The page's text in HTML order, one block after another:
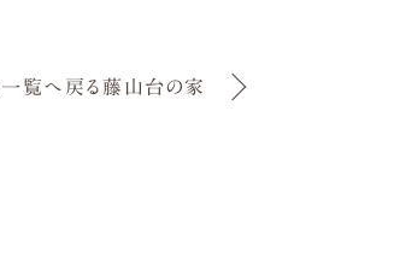
藤山台の家
一覧へ戻る